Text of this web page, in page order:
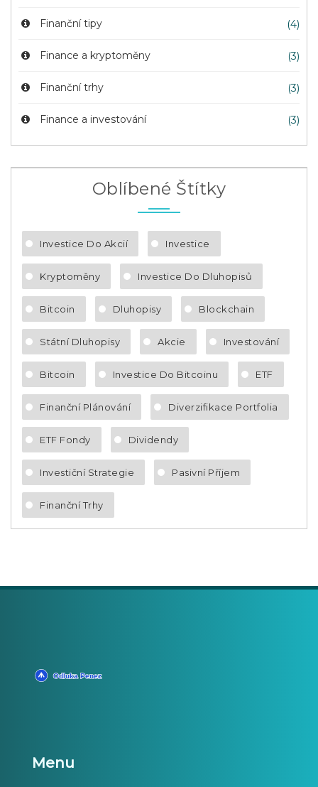
Finanční tipy (4)
Finance a kryptoměny (3)
Finanční trhy (3)
Finance a investování (3)
Oblíbené Štítky
Investice Do Akcií Investice
Kryptoměny Investice Do Dluhopisů
Bitcoin Dluhopisy Blockchain
Státní Dluhopisy Akcie Investování
Bitcoin Investice Do Bitcoinu ETF
Finanční Plánování Diverzifikace Portfolia
ETF Fondy Dividendy
Investiční Strategie Pasivní Příjem
Finanční Trhy
Menu